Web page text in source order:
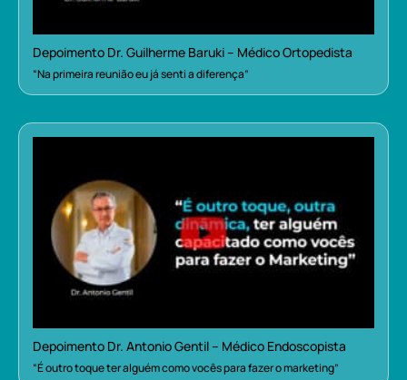
Depoimento Dr. Guilherme Baruki – Médico Ortopedista
“Na primeira reunião eu já senti a diferença”
Depoimento Dr. Antonio Gentil – Médico Endoscopista
“É outro toque ter alguém como vocês para fazer o marketing”